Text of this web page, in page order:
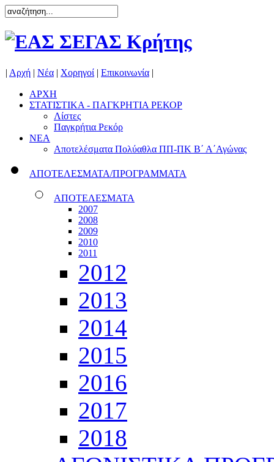
| Αρχή | Νέα | Χορηγοί | Επικοινωνία |
ΑΡΧΗ
ΣΤΑΤΙΣΤΙΚΑ - ΠΑΓΚΡΗΤΙΑ ΡΕΚΟΡ
Λίστες
Παγκρήτια Ρεκόρ
ΝΕΑ
Αποτελέσματα Πολύαθλα ΠΠ-ΠΚ Β΄ Α΄Αγώνας
ΑΠΟΤΕΛΕΣΜΑΤΑ/ΠΡΟΓΡΑΜΜΑΤΑ
ΑΠΟΤΕΛΕΣΜΑΤΑ
2007
2008
2009
2010
2011
2012
2013
2014
2015
2016
2017
2018